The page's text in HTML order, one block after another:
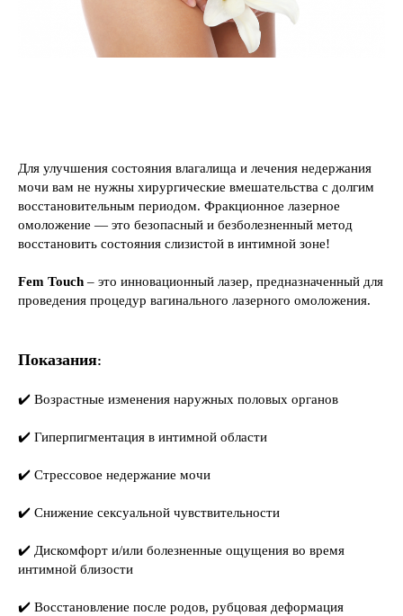
Для улучшения состояния влагалища и лечения недержания
мочи вам не нужны хирургические вмешательства с долгим
восстановительным периодом. Фракционное лазерное
омоложение — это безопасный и безболезненный метод
восстановить состояния слизистой в интимной зоне!
Fem Touch – это инновационный лазер, предназначенный для
проведения процедур вагинального лазерного омоложения.
Показания:
✔️ Возрастные изменения наружных половых органов
✔️ Гиперпигментация в интимной области
✔️ Стрессовое недержание мочи
✔️ Снижение сексуальной чувствительности
✔️ Дискомфорт и/или болезненные ощущения во время
интимной близости
✔️ Восстановление после родов, рубцовая деформация